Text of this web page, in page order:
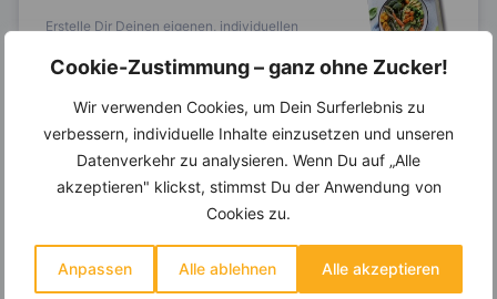
Cookie-Zustimmung – ganz ohne Zucker!
Wir verwenden Cookies, um Dein Surferlebnis zu
verbessern, individuelle Inhalte einzusetzen und unseren
Datenverkehr zu analysieren. Wenn Du auf „Alle
akzeptieren" klickst, stimmst Du der Anwendung von
Cookies zu.
Anpassen Alle ablehnen Alle akzeptieren
Erstelle Dir Deinen eigenen, individuellen
Lieblingsrezepten auf Basis des gesamten
Know-Hows von invikoo.
14.000 Rezepte, autom.
dynamische
Entdecke dieinvi
-Mitgliedschaft und erhalte